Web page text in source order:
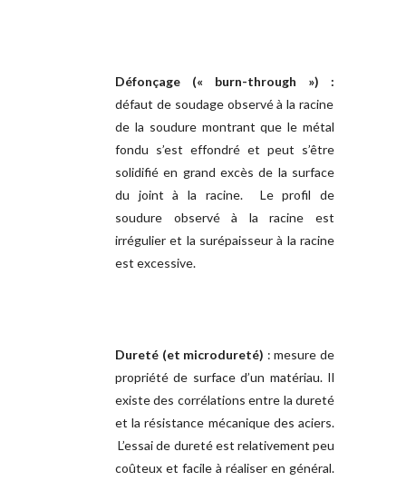
Défonçage (« burn-through ») :
défaut de soudage observé à la racine
de la soudure montrant que le métal
fondu s’est effondré et peut s’être
solidifié en grand excès de la surface
du joint à la racine. Le profil de
soudure observé à la racine est
irrégulier et la surépaisseur à la racine
est excessive.
Dureté (et microdureté) : mesure de
propriété de surface d’un matériau. Il
existe des corrélations entre la dureté
et la résistance mécanique des aciers.
L’essai de dureté est relativement peu
coûteux et facile à réaliser en général.